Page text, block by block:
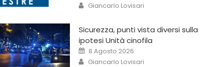
Giancarlo Lovisari
Sicurezza, punti vista diversi sulla
ipotesi Unità cinofila
8 Agosto 2026
Giancarlo Lovisari